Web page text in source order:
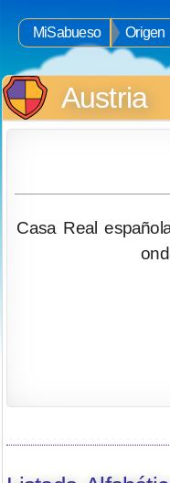
MiSabueso
Austria
Casa Real